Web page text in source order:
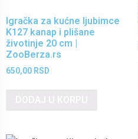
Igračka za kućne ljubimce
K127 kanap i plišane
životinje 20 cm |
ZooBerza.rs
650,00 RSD